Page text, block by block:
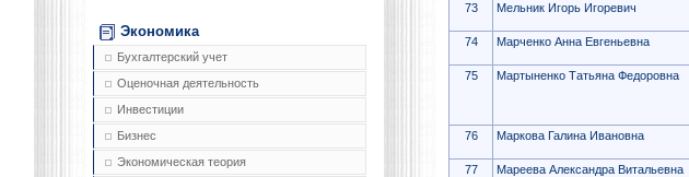
Экономика
Бухгалтерский учет
Оценочная деятельность
Инвестиции
Бизнес
Экономическая теория
73
Мельник Игорь Игоревич
74
Марченко Анна Евгеньевна
75
Мартыненко Татьяна Федоровна
76
Маркова Галина Ивановна
77
Мареева Александра Витальевна